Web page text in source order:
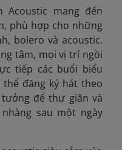
Acoustic mang đến
phù hợp cho những
bolero và acoustic.
tâm, mọi vị trí ngồi
tiếp các buổi biểu
đăng ký hát theo
để thư giãn và
sau một ngày